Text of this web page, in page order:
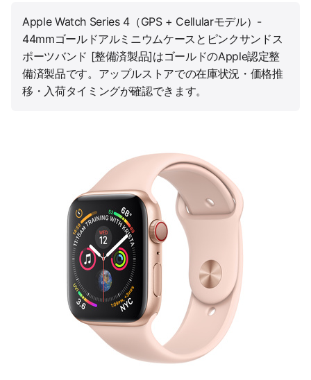
Apple Watch Series 4（GPS + Cellularモデル）-
44mmゴールドアルミニウムケースとピンクサンドス
ポーツバンド [整備済製品]はゴールドのApple認定整
備済製品です。アップルストアでの在庫状況・価格推
移・入荷タイミングが確認できます。